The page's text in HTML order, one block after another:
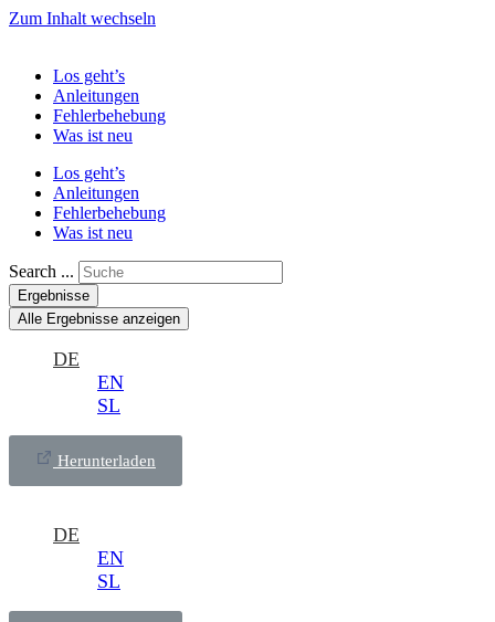
Zum Inhalt wechseln
Los geht’s
Anleitungen
Fehlerbehebung
Was ist neu
Los geht’s
Anleitungen
Fehlerbehebung
Was ist neu
Search ...
Ergebnisse
Alle Ergebnisse anzeigen
DE
EN
SL
Herunterladen
DE
EN
SL